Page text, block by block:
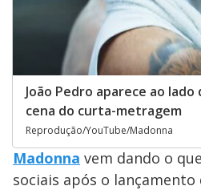
João Pedro aparece ao lado
cena do curta-metragem
Reprodução/YouTube/Madonna
Madonna vem dando o
sociais após o lançamento